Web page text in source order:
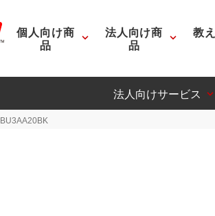
個人向け商
品
法人向け商
品
教
法人向けサービス
BU3AA20BK